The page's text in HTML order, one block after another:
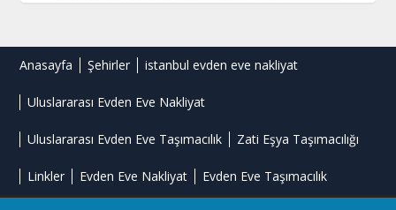
Anasayfa Şehirler istanbul evden eve nakliyat
Uluslararası Evden Eve Nakliyat
Uluslararası Evden Eve Taşımacılık Zati Eşya Taşımacılığı
Linkler Evden Eve Nakliyat Evden Eve Taşımacılık